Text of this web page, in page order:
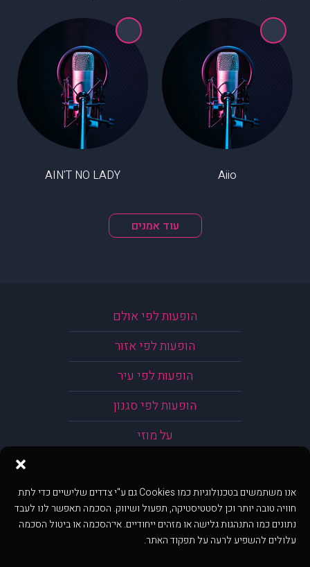
אנו משתמשים בטכנולוגיות כמו Cookies גם ע"י צדדים שלישיים כדי לתת
חוויה טובה יותר וכן לסטטיסטיקה, תפעול ושיווק. הסכמה תאפשר לנו לעבד
נתונים כמו התנהגות גלישה או מזהים ייחודיים. אי־הסכמה או ביטול הסכמה
עלולים להשפיע לרעה על תפקוד האתר.
Aiio
AIN'T NO LADY
עוד אמנים
הופעות לפי אולם
הופעות לפי אזור
הופעות לפי עיר
הופעות לפי סגנון
על מוזי